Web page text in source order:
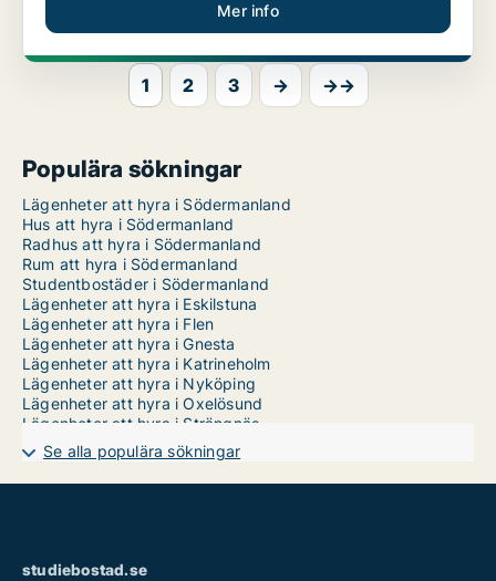
Mer info
1 2 3 → →→
Populära sökningar
Lägenheter att hyra i Södermanland
Hus att hyra i Södermanland
Radhus att hyra i Södermanland
Rum att hyra i Södermanland
Studentbostäder i Södermanland
Lägenheter att hyra i Eskilstuna
Lägenheter att hyra i Flen
Lägenheter att hyra i Gnesta
Lägenheter att hyra i Katrineholm
Lägenheter att hyra i Nyköping
Lägenheter att hyra i Oxelösund
Lägenheter att hyra i Strängnäs
Lägenheter att hyra i Trosa
Lägenheter att hyra i Vingåker
Se alla populära sökningar
studiebostad.se